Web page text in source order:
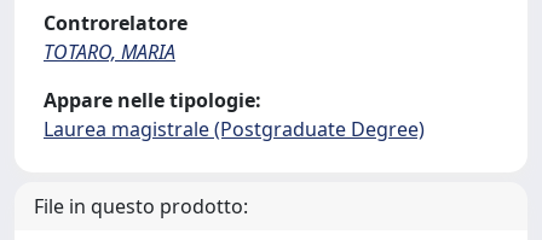
Controrelatore
TOTARO, MARIA
Appare nelle tipologie:
Laurea magistrale (Postgraduate Degree)
File in questo prodotto: